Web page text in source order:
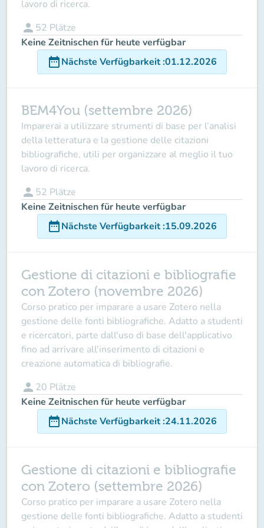
lavoro di ricerca.
person 52 Plätze
Keine Zeitnischen für heute verfügbar
date_rangeNächste Verfügbarkeit:01.12.2026
BEM4You (settembre 2026)
Imparerai a utilizzare strumenti di base per l’analisi
della letteratura e la gestione delle citazioni
bibliografiche, utili per organizzare al meglio il tuo
lavoro di ricerca.
person 52 Plätze
Keine Zeitnischen für heute verfügbar
date_rangeNächste Verfügbarkeit:15.09.2026
Gestione di citazioni e bibliografie
con Zotero (novembre 2026)
Corso pratico per imparare a usare Zotero nella
gestione delle fonti bibliografiche. Adatto a studenti
e ricercatori, parte dall'uso di base dell'applicativo
fino ad arrivare all'inserimento di citazioni e
creazione automatica di bibliografie.
person 20 Plätze
Keine Zeitnischen für heute verfügbar
date_rangeNächste Verfügbarkeit:24.11.2026
Gestione di citazioni e bibliografie
con Zotero (settembre 2026)
Corso pratico per imparare a usare Zotero nella
gestione delle fonti bibliografiche. Adatto a studenti